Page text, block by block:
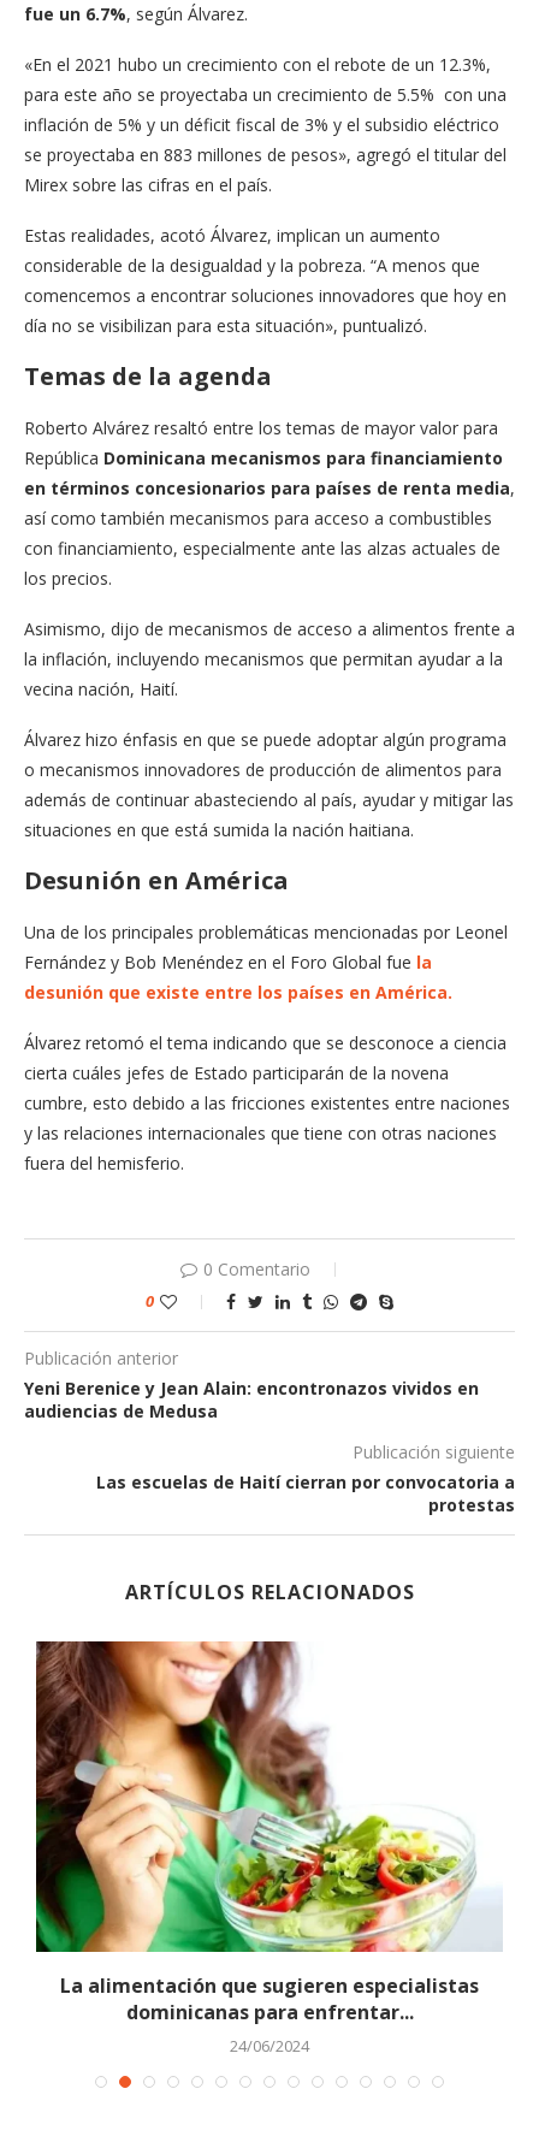
fue un 6.7%, según Álvarez.
«En el 2021 hubo un crecimiento con el rebote de un 12.3%,
para este año se proyectaba un crecimiento de 5.5% con una
inflación de 5% y un déficit fiscal de 3% y el subsidio eléctrico
se proyectaba en 883 millones de pesos», agregó el titular del
Mirex sobre las cifras en el país.
Estas realidades, acotó Álvarez, implican un aumento
considerable de la desigualdad y la pobreza. “A menos que
comencemos a encontrar soluciones innovadores que hoy en
día no se visibilizan para esta situación», puntualizó.
Temas de la agenda
Roberto Alvárez resaltó entre los temas de mayor valor para
República Dominicana mecanismos para financiamiento
en términos concesionarios para países de renta media,
así como también mecanismos para acceso a combustibles
con financiamiento, especialmente ante las alzas actuales de
los precios.
Asimismo, dijo de mecanismos de acceso a alimentos frente a
la inflación, incluyendo mecanismos que permitan ayudar a la
vecina nación, Haití.
Álvarez hizo énfasis en que se puede adoptar algún programa
o mecanismos innovadores de producción de alimentos para
además de continuar abasteciendo al país, ayudar y mitigar las
situaciones en que está sumida la nación haitiana.
Desunión en América
Una de los principales problemáticas mencionadas por Leonel
Fernández y Bob Menéndez en el Foro Global fue la
desunión que existe entre los países en América.
Álvarez retomó el tema indicando que se desconoce a ciencia
cierta cuáles jefes de Estado participarán de la novena
cumbre, esto debido a las fricciones existentes entre naciones
y las relaciones internacionales que tiene con otras naciones
fuera del hemisferio.
0 Comentario
0
Publicación anterior
Yeni Berenice y Jean Alain: encontronazos vividos en
audiencias de Medusa
Publicación siguiente
Las escuelas de Haití cierran por convocatoria a
protestas
ARTÍCULOS RELACIONADOS
La alimentación que sugieren especialistas
dominicanas para enfrentar...
24/06/2024